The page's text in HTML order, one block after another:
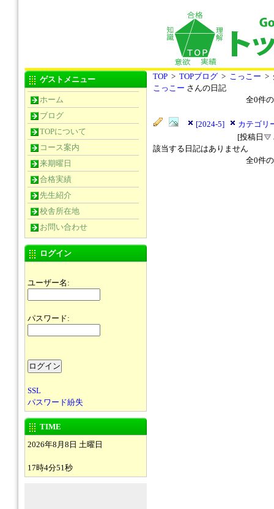
ゲストメニュー
ホーム
ブログ
TOPについて
コース案内
来期曜日
合格実績
先生紹介
校舎所在地
お問い合わせ
ログイン
ユーザー名:
パスワード:
SSL
パスワード紛失
TIME
2026年8月8日 土曜日
17時4分51秒
TOP > TOPブログ > こっこー >
こっこー さんの日記
全0件
[2024-5]
カテゴリ
[投稿日
該当する日記はありません
全0件